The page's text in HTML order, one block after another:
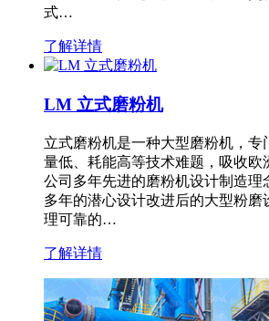
式…
了解详情
LM 立式磨粉机
立式磨粉机是一种大型磨粉机，专
量低、耗能高等技术难题，吸收欧
公司多年先进的磨粉机设计制造理
多年的潜心设计改进后的大型粉磨
理可靠的…
了解详情